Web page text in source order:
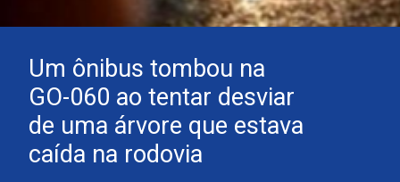
Um ônibus tombou na
GO-060 ao tentar desviar
de uma árvore que estava
caída na rodovia